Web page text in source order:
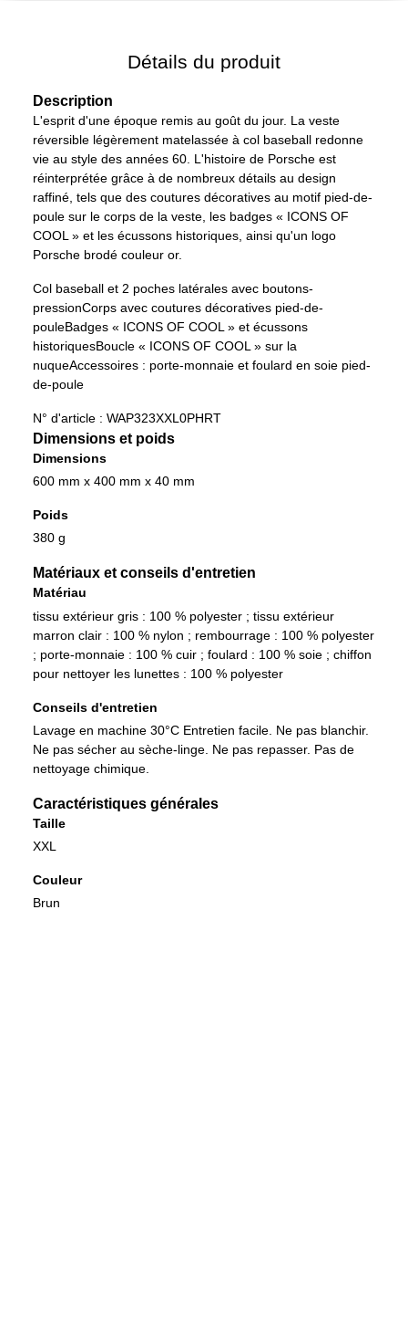
Détails du produit
Description
L'esprit d'une époque remis au goût du jour. La veste
réversible légèrement matelassée à col baseball redonne
vie au style des années 60. L'histoire de Porsche est
réinterprétée grâce à de nombreux détails au design
raffiné, tels que des coutures décoratives au motif pied-de-
poule sur le corps de la veste, les badges « ICONS OF
COOL » et les écussons historiques, ainsi qu'un logo
Porsche brodé couleur or.
Col baseball et 2 poches latérales avec boutons-
pressionCorps avec coutures décoratives pied-de-
pouleBadges « ICONS OF COOL » et écussons
historiquesBoucle « ICONS OF COOL » sur la
nuqueAccessoires : porte-monnaie et foulard en soie pied-
de-poule
N° d'article : WAP323XXL0PHRT
Dimensions et poids
Dimensions
600 mm x 400 mm x 40 mm
Poids
380 g
Matériaux et conseils d'entretien
Matériau
tissu extérieur gris : 100 % polyester ; tissu extérieur
marron clair : 100 % nylon ; rembourrage : 100 % polyester
; porte-monnaie : 100 % cuir ; foulard : 100 % soie ; chiffon
pour nettoyer les lunettes : 100 % polyester
Conseils d'entretien
Lavage en machine 30°C Entretien facile. Ne pas blanchir.
Ne pas sécher au sèche-linge. Ne pas repasser. Pas de
nettoyage chimique.
Caractéristiques générales
Taille
XXL
Couleur
Brun